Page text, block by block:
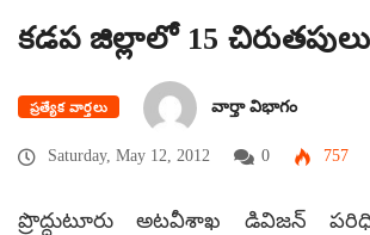
కడప జిల్లాలో 15
ప్రత్యేక వార్తలు వార్తా విభాగం
Saturday, May 12, 2012 0 757
ప్రొద్దుటూరు అటవీశాఖ డివిజన్‌